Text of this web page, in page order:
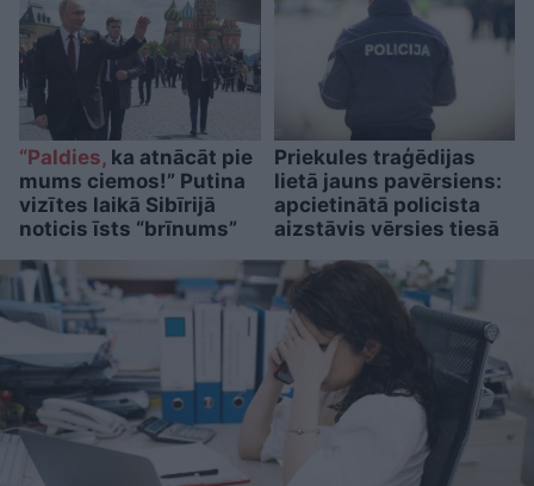
“Paldies, ka atnācāt pie
mums ciemos!” Putina
vizītes laikā Sibīrijā
noticis īsts “brīnums”
Priekules traģēdijas
lietā jauns pavērsiens:
apcietinātā policista
aizstāvis vērsies tiesā